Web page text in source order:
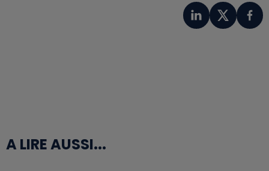
A LIRE AUSSI...